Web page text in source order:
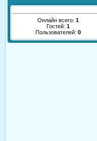
Онлайн всего: 1
Гостей: 1
Пользователей: 0